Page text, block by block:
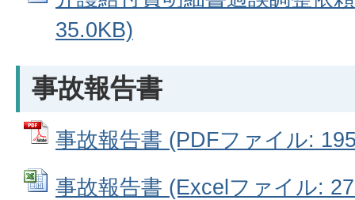
35.0KB)
事故報告書
事故報告書 (PDFファイル:
事故報告書 (Excelファイル: